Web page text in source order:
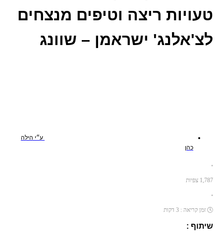
טעויות ריצה וטיפים מנצחים
לצ'אלנג' ישראמן – שוונג
ע״י הילה
כהן
•
1,787 צפיות
•
🕓 זמן קריאה : 3 דקות
שיתוף :